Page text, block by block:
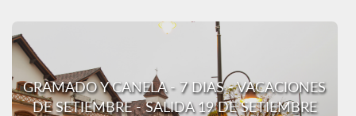
GRAMADO Y CANELA - 7 DIAS - VACACIONES
DE SETIEMBRE - SALIDA 19 DE SETIEMBRE